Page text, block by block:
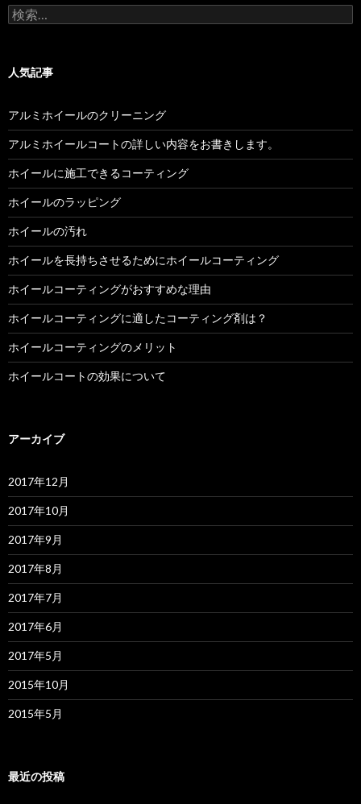
検
索:
人気記事
アルミホイールのクリーニング
アルミホイールコートの詳しい内容をお書きします。
ホイールに施工できるコーティング
ホイールのラッピング
ホイールの汚れ
ホイールを長持ちさせるためにホイールコーティング
ホイールコーティングがおすすめな理由
ホイールコーティングに適したコーティング剤は？
ホイールコーティングのメリット
ホイールコートの効果について
アーカイブ
2017年12月
2017年10月
2017年9月
2017年8月
2017年7月
2017年6月
2017年5月
2015年10月
2015年5月
最近の投稿